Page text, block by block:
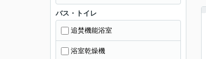
バス・トイレ
追焚機能浴室
浴室乾燥機